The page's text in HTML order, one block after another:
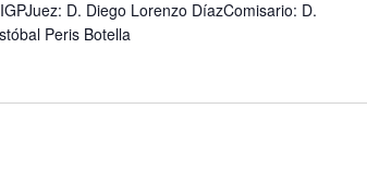
D. Diego Lorenzo DíazComisario: D.
Peris Botella